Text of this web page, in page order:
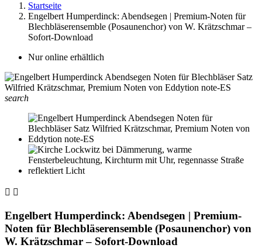
Startseite
Engelbert Humperdinck: Abendsegen | Premium-Noten für
Blechbläserensemble (Posaunenchor) von W. Krätzschmar –
Sofort-Download
Nur online erhältlich
search
 
Engelbert Humperdinck: Abendsegen | Premium-
Noten für Blechbläserensemble (Posaunenchor) von
W. Krätzschmar – Sofort-Download